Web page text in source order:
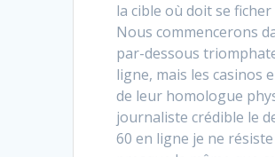
la cible où doit se
Nous commencerons
par-dessous
ligne, mais les casinos
de leur homologue
journaliste crédible le
60 en ligne je ne